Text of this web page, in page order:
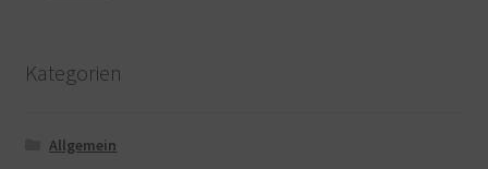
Kategorien
Allgemein